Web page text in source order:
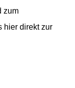
zum
hier direkt zur